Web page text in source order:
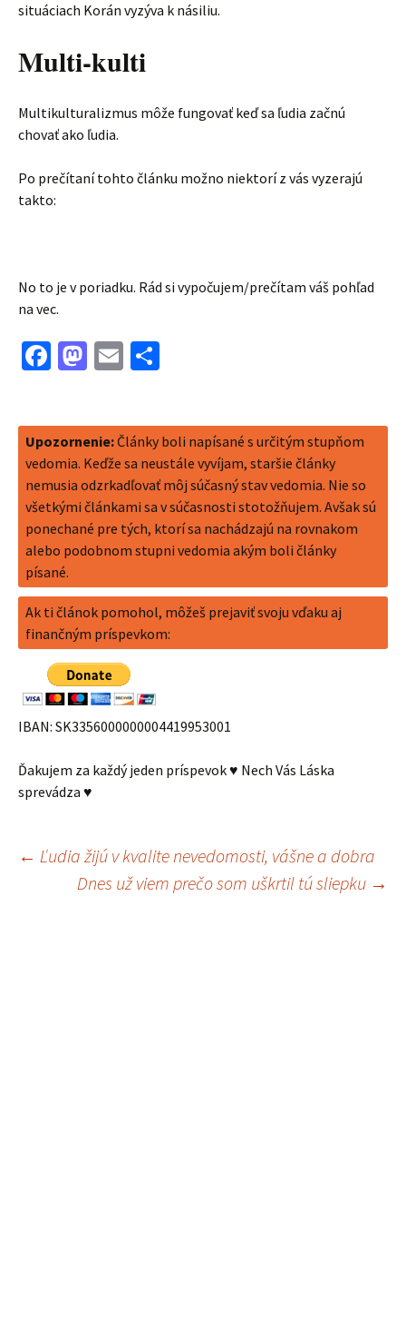
situáciach Korán vyzýva k násiliu.
Multi-kulti
Multikulturalizmus môže fungovať keď sa ľudia začnú
chovať ako ľudia.
Po prečítaní tohto článku možno niektorí z vás vyzerajú
takto:
No to je v poriadku. Rád si vypočujem/prečítam váš pohľad
na vec.
Facebook
Mastodon
Email
Upozornenie:Články boli napísané s určitým stupňom
vedomia. Keďže sa neustále vyvíjam, staršie články
nemusia odzrkadľovať môj súčasný stav vedomia. Nie so
všetkými článkami sa v súčasnosti stotožňujem. Avšak sú
ponechané pre tých, ktorí sa nachádzajú na rovnakom
alebo podobnom stupni vedomia akým boli články
písané.
Ak ti článok pomohol, môžeš prejaviť svoju vďaku aj
finančným príspevkom:
IBAN: SK3356000000004419953001
Ďakujem za každý jeden príspevok ♥ Nech Vás Láska
sprevádza ♥
Navigácia
← Ľudia žijú v kvalite nevedomosti, vášne a dobra
Dnes už viem prečo som uškrtil tú sliepku →